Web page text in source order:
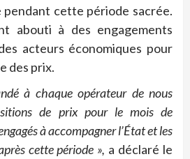
pendant cette période sacrée.
abouti à des engagements
acteurs économiques pour
des prix.
à chaque opérateur de nous
de prix pour le mois de
à accompagner l’État et les
cette période », a déclaré le